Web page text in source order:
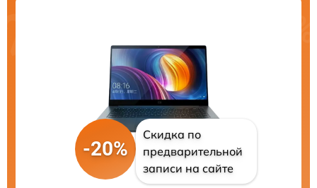
-20%
Скидка по
предварительной
записи на сайте